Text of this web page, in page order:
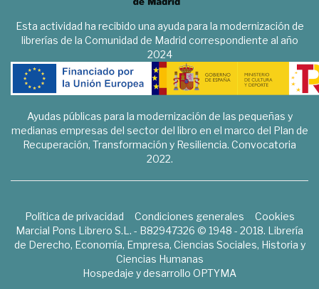
Esta actividad ha recibido una ayuda para la modernización de
librerías de la Comunidad de Madrid correspondiente al año
2024
Ayudas públicas para la modernización de las pequeñas y
medianas empresas del sector del libro en el marco del Plan de
Recuperación, Transformación y Resiliencia. Convocatoria
2022.
Política de privacidad Condiciones generales
Cookies
Marcial Pons Librero S.L. - B82947326 © 1948 - 2018. Librería
de Derecho, Economía, Empresa, Ciencias Sociales, Historia y
Ciencias Humanas
Hospedaje y desarrollo OPTYMA